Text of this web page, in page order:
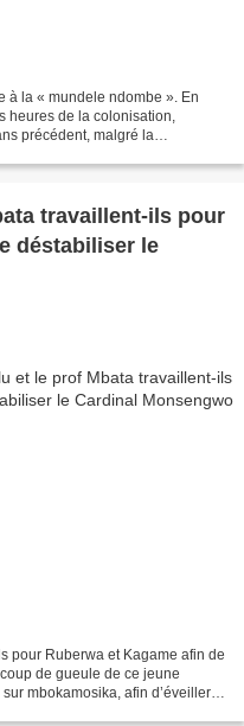
à la « mundele ndombe ». En
heures de la colonisation,
précédent, malgré la
travaillent-ils pour
déstabiliser le
pour Ruberwa et Kagame afin de
de gueule de ce jeune
mbokamosika, afin d’éveiller